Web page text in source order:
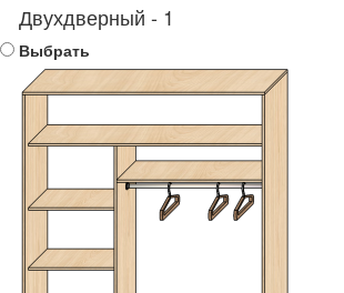
Двухдверный - 1
Выбрать